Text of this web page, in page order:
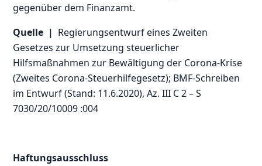
gegenüber dem Finanzamt.
Quelle | Regierungsentwurf eines Zweiten
Gesetzes zur Umsetzung steuerlicher
Hilfsmaßnahmen zur Bewältigung der Corona-Krise
(Zweites Corona-Steuerhilfegesetz); BMF-Schreiben
im Entwurf (Stand: 11.6.2020), Az. III C 2 – S
7030/20/10009 :004
Haftungsausschluss